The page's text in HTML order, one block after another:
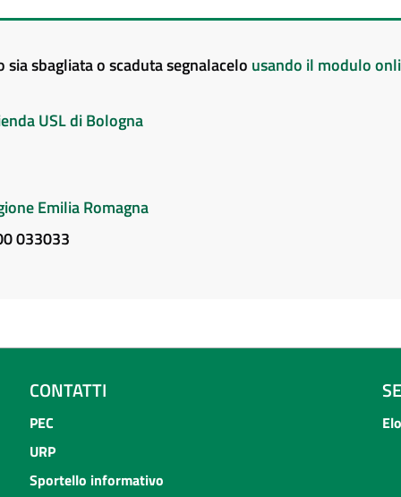
sbagliata o scaduta segnalacelo usando il modulo
USL di Bologna
Emilia Romagna
033033
CONTATTI
PEC
URP
Sportello informativo